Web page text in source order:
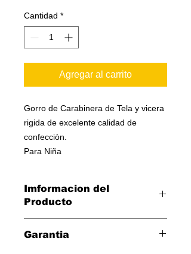
Cantidad *
Agregar al carrito
Gorro de Carabinera de Tela y vicera
rigida de excelente calidad de
confecciòn.
Para Niña
Imformacion del
Producto
rigida
Garantia